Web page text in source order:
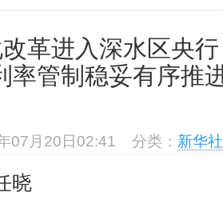
央
基
济
革进入深水区央
率管制稳妥有序推
07月20日02:41 分类： 新华
晓